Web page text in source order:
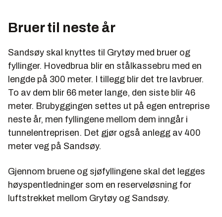
Bruer til neste år
Sandsøy skal knyttes til Grytøy med bruer og
fyllinger. Hovedbrua blir en stålkassebru med en
lengde på 300 meter. I tillegg blir det tre lavbruer.
To av dem blir 66 meter lange, den siste blir 46
meter. Brubyggingen settes ut på egen entreprise
neste år, men fyllingene mellom dem inngår i
tunnelentreprisen. Det gjør også anlegg av 400
meter veg på Sandsøy.
Gjennom bruene og sjøfyllingene skal det legges
høyspentledninger som en reserveløsning for
luftstrekket mellom Grytøy og Sandsøy.